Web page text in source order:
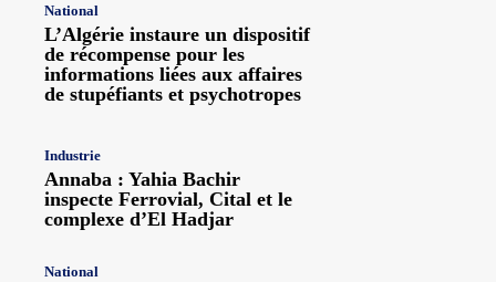
National
L’Algérie instaure un dispositif
de récompense pour les
informations liées aux affaires
de stupéfiants et psychotropes
Industrie
Annaba : Yahia Bachir
inspecte Ferrovial, Cital et le
complexe d’El Hadjar
National